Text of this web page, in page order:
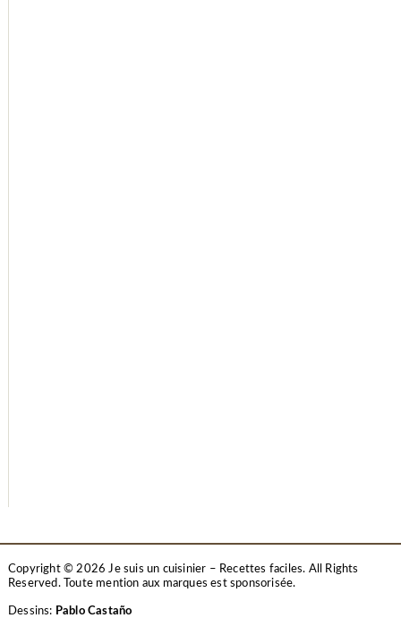
Copyright © 2026 Je suis un cuisinier – Recettes faciles. All Rights
Reserved.Toute mention aux marques est sponsorisée.
Dessins: Pablo Castaño